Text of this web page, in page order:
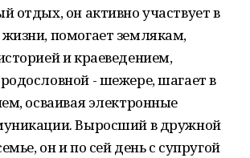
отдых, он активно участвует в
помогает землякам,
и краеведением,
- шежере, шагает в
осваивая электронные
Выросший в дружной
он и по сей день с супругой